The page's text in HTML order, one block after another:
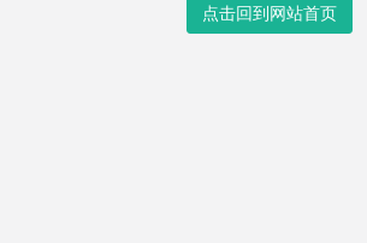
点击回到网站首页